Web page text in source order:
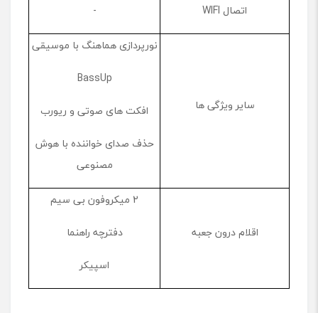
اتصال WIFI
-
سایر ویژگی ها
نورپردازی هماهنگ با موسیقی
BassUp
افکت های صوتی و ریورب
حذف صدای خواننده با هوش
مصنوعی
اقلام درون جعبه
2 میکروفون بی سیم
دفترچه راهنما
اسپیکر